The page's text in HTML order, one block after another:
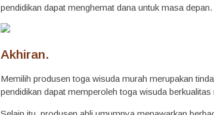
pendidikan dapat menghemat dana untuk masa depan.
Akhiran.
Memilih produsen toga wisuda murah merupakan
pendidikan dapat memperoleh toga wisuda